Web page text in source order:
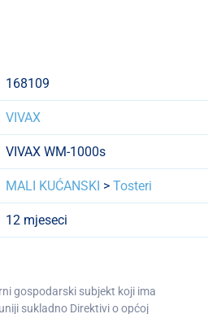
168109
VIVAX
VIVAX WM-1000s
MALI KUĆANSKI > Tosteri
12 mjeseci
gospodarski subjekt koji ima
sukladno Direktivi o općoj